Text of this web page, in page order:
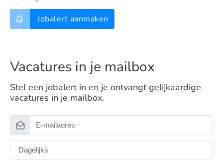
Jobalert aanmaken
Vacatures in je mailbox
Stel een jobalert in en je ontvangt gelijkaardige
vacatures in je mailbox.